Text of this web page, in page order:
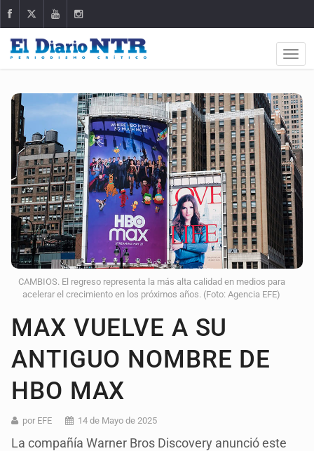
CAMBIOS. El regreso representa la más alta calidad en medios para
acelerar el crecimiento en los próximos años. (Foto: Agencia EFE)
MAX VUELVE A SU
ANTIGUO NOMBRE DE
HBO MAX
por EFE 14 de Mayo de 2025
La compañía Warner Bros Discovery anunció este